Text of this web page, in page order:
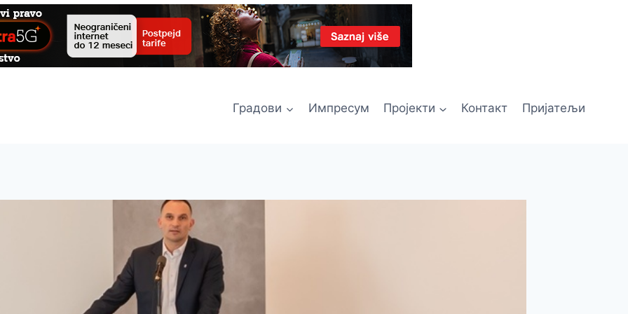
Градови Импресум Пројекти Контакт Пријатељи